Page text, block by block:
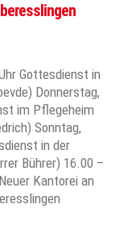
Gottesdienst in
Donnerstag,
im Pflegeheim
Sonntag,
in der
Bührer) 16.00 –
Kantorei an